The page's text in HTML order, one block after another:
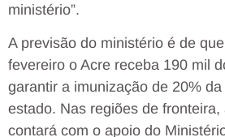
ministério”.
A previsão do ministério é de
fevereiro o Acre receba 190 mil
garantir a imunização de 20%
estado. Nas regiões de fronteira,
contará com o apoio do